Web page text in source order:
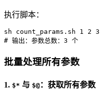
执行脚本：
# 输出：参数总数：3 个
批量处理所有参数
1. $* 与 $@：获取所有参数